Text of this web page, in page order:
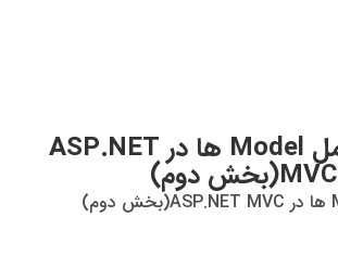
معرفی کامل Model ها در ASP.NET
MVC(بخش دوم)